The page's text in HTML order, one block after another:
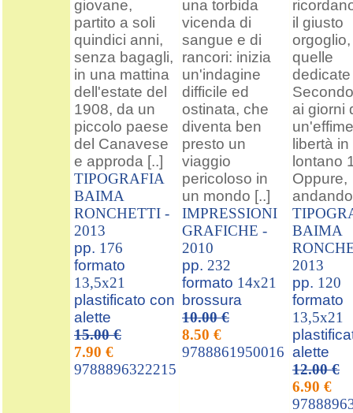
giovane,
partito a soli
quindici anni,
senza bagagli,
in una mattina
dell'estate del
1908, da un
piccolo paese
del Canavese
e approda [..]
TIPOGRAFIA
BAIMA
RONCHETTI -
2013
pp. 176
formato
13,5x21
plastificato con
alette
15.00 €
7.90 €
9788896322215
una torbida
vicenda di
sangue e di
rancori: inizia
un'indagine
difficile ed
ostinata, che
diventa ben
presto un
viaggio
pericoloso in
un mondo [..]
IMPRESSIONI
GRAFICHE -
2010
pp. 232
formato 14x21
brossura
10.00 €
8.50 €
9788861950016
il giusto
quelle
ai giorni
libertà
lontano
Oppure,
BAIMA
2013
pp. 120
formato
13,5x21
alette
12.00 €
6.90 €